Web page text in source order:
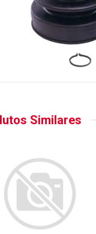
Similares